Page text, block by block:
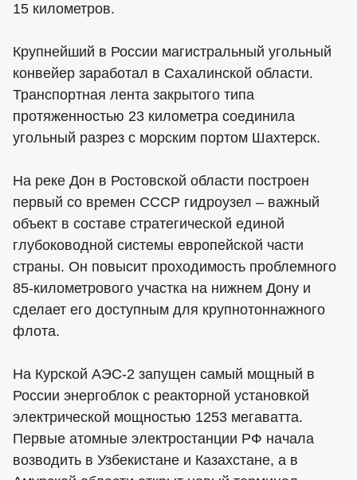
15 километров.
Крупнейший в России магистральный угольный
конвейер заработал в Сахалинской области.
Транспортная лента закрытого типа
протяженностью 23 километра соединила
угольный разрез с морским портом Шахтерск.
На реке Дон в Ростовской области построен
первый со времен СССР гидроузел – важный
объект в составе стратегической единой
глубоководной системы европейской части
страны. Он повысит проходимость проблемного
85-километрового участка на нижнем Дону и
сделает его доступным для крупнотоннажного
флота.
На Курской АЭС-2 запущен самый мощный в
России энергоблок с реакторной установкой
электрической мощностью 1253 мегаватта.
Первые атомные электростанции РФ начала
возводить в Узбекистане и Казахстане, а в